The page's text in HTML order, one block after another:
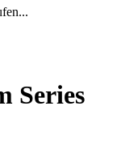
Series